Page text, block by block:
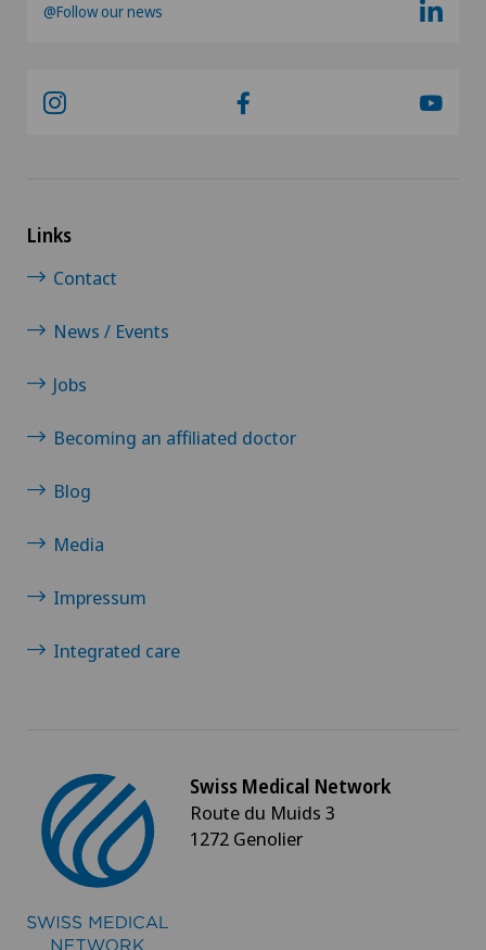
@Follow our news
Links
Contact
News / Events
Jobs
Becoming an affiliated doctor
Blog
Media
Impressum
Integrated care
Swiss Medical Network
Route du Muids 3
1272 Genolier